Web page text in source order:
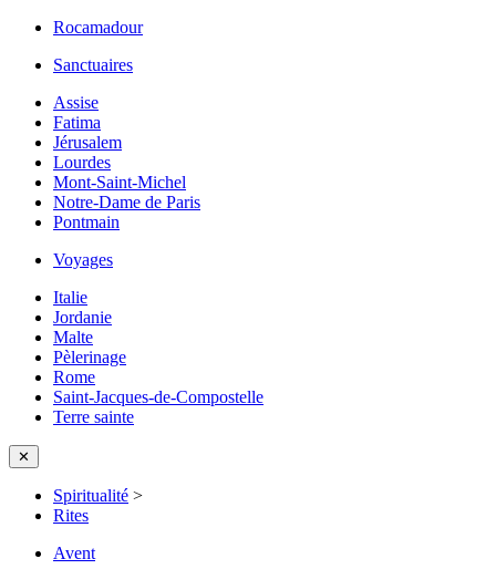
Rocamadour
Sanctuaires
Assise
Fatima
Jérusalem
Lourdes
Mont-Saint-Michel
Notre-Dame de Paris
Pontmain
Voyages
Italie
Jordanie
Malte
Pèlerinage
Rome
Saint-Jacques-de-Compostelle
Terre sainte
✕
Spiritualité >
Rites
Avent